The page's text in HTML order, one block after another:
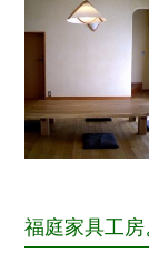
福庭家具工房